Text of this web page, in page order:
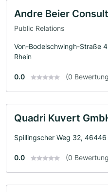
Andre Beier
Public Relations
Von-Bodelschwingh-Straße
Rhein
0.0 (0
Quadri Kuvert
Spillingscher Weg 32, 46446
0.0 (0